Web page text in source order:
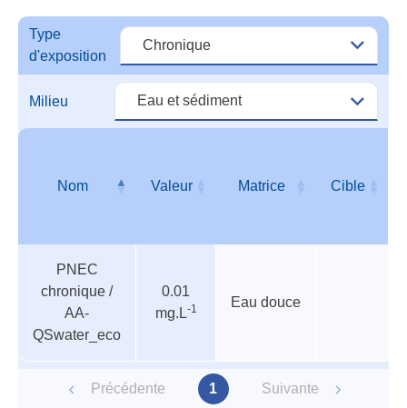
Type
d'exposition
Milieu
guides
Nom Valeur Matrice Cible
PNEC
chronique /
AA-
QSwater_eco
0.01
mg.L-1 Eau douce
Précédente 1 Suivante